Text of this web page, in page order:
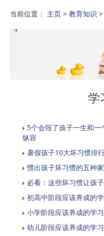
当前位置： 主页 > 教育知识 >
学
5个会毁了孩子一生和
纵容
暑假孩子10大坏习惯排
惯出孩子坏习惯的五种
必看：这些坏习惯让孩
初高中阶段应该养成的
小学阶段应该养成的学
幼儿阶段应该养成的学